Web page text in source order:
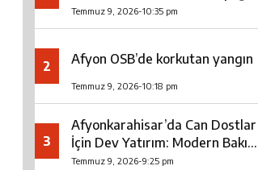
toplandı
Temmuz 9, 2026-10:35 pm
2 Afyon OSB’de korkutan yangın
Temmuz 9, 2026-10:18 pm
3
Afyonkarahisar’da Can Dostlar
İçin Dev Yatırım: Modern Bakım
ve Rehabilitasyon Merkezi Açıldı
Temmuz 9, 2026-9:25 pm